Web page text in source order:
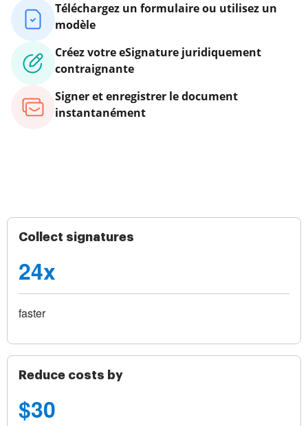
Téléchargez un formulaire ou utilisez un
modèle
Créez votre eSignature juridiquement
contraignante
Signer et enregistrer le document
instantanément
Collect signatures
24x
faster
Reduce costs by
$30